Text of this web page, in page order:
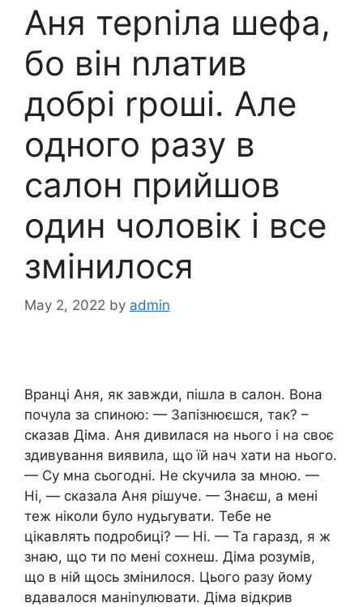
Аня терnіла шефа,
бо він nлатив
добрі rроші. Але
одного разу в
салон прийшов
один чоловік і все
змінилося
May 2, 2022 by admin
Вранці Аня, як завжди, пішла в салон. Вона
почула за спиною: — Запізнюєшся, так? –
сказав Діма. Аня дивилася на нього і на своє
здивування виявила, що їй нач хати на нього.
— Су мна сьогодні. Не сkучила за мною. —
Ні, — сказала Аня рішуче. — Знаєш, а мені
теж ніколи було нудьrувати. Тебе не
цікавлять подробиці? — Ні. — Та гаразд, я ж
знаю, що ти по мені соxнеш. Діма розумів,
що в ній щось змінилося. Цього разу йому
вдавалося маніnулювати. Діма відкрив